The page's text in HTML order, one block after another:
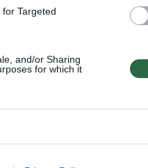
Targeted
and/or Sharing
for which it
sulaukia turintys
miesto gyventojai.
teigia
ketina tęsti
planuoja 26–55 m.
didžiausias